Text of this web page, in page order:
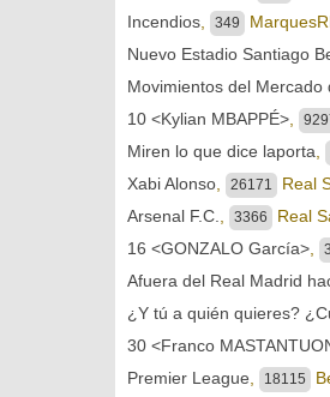
Incendios
349
Nuevo Estadio Santiago
Movimientos del Mercado
10 <Kylian MBAPPÉ>
Miren lo que dice laporta
Xabi Alonso
26171
Real
Arsenal F.C.
3366
Real
16 <GONZALO García>
Afuera del Real Madrid
¿Y tú a quién quieres?
30 <Franco
Premier League
18115